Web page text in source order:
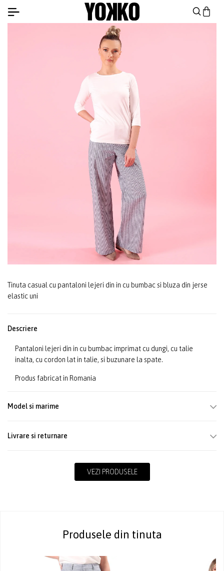
Tinuta casual cu pantaloni lejeri din in cu bumbac si bluza din jerse
elastic uni
Descriere
Pantaloni lejeri din in cu bumbac imprimat cu dungi, cu talie
inalta, cu cordon lat in talie, si buzunare la spate.
Produs fabricat in Romania
Model si marime
Livrare si returnare
VEZI PRODUSELE
Produsele din tinuta